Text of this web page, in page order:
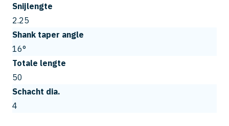
Snijlengte
2.25
Shank taper angle
16°
Totale lengte
50
Schacht dia.
4